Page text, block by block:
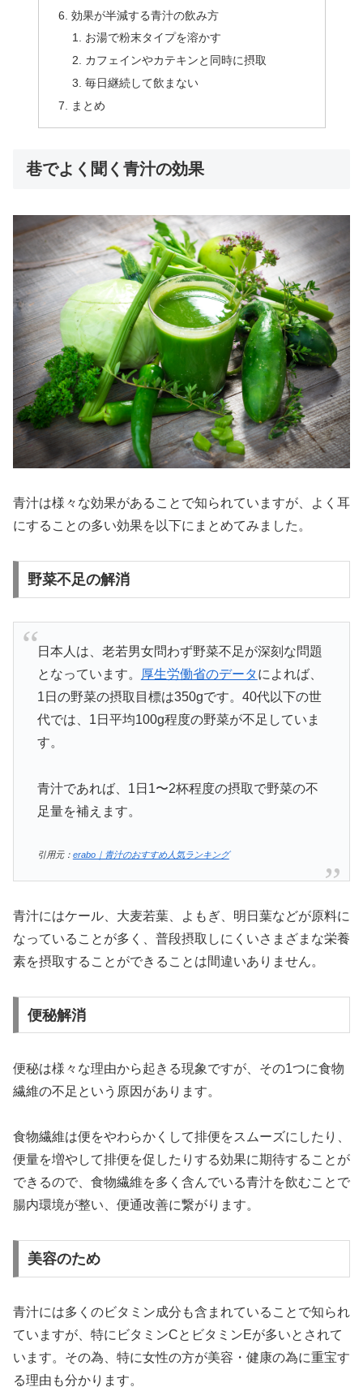
効果が半減する青汁の飲み方
お湯で粉末タイプを溶かす
カフェインやカテキンと同時に摂取
毎日継続して飲まない
まとめ
巷でよく聞く青汁の効果
青汁は様々な効果があることで知られていますが、よく耳
にすることの多い効果を以下にまとめてみました。
野菜不足の解消
日本人は、老若男女問わず野菜不足が深刻な問題
となっています。
厚生労働省のデータによれば、
1日の野菜の摂取目標は350gです。40代以下の世
代では、1日平均100g程度の野菜が不足していま
す。
青汁であれば、1日1〜2杯程度の摂取で野菜の不
足量を補えます。
引用元： erabo｜青汁のおすすめ人気ランキング
青汁にはケール、大麦若葉、よもぎ、明日葉などが原料に
なっていることが多く、普段摂取しにくいさまざまな栄養
素を摂取することができることは間違いありません。
便秘解消
便秘は様々な理由から起きる現象ですが、その1つに食物
繊維の不足という原因があります。
食物繊維は便をやわらかくして排便をスムーズにしたり、
便量を増やして排便を促したりする効果に期待することが
できるので、食物繊維を多く含んでいる青汁を飲むことで
腸内環境が整い、便通改善に繋がります。
美容のため
青汁には多くのビタミン成分も含まれていることで知られ
ていますが、特にビタミンCとビタミンEが多いとされて
います。その為、特に女性の方が美容・健康の為に重宝す
る理由も分かります。